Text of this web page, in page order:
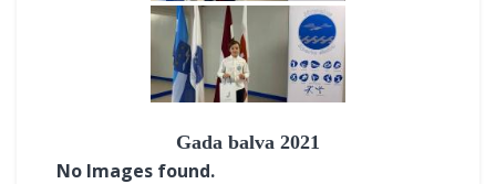
Gada balva 2021
No Images found.